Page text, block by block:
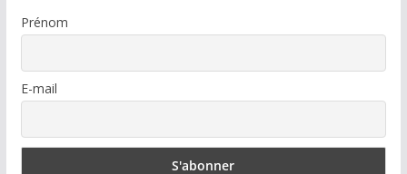
Prénom
E-mail